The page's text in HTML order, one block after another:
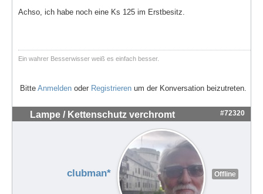
Achso, ich habe noch eine Ks 125 im Erstbesitz.
Ein wahrer Besserwisser weiß es einfach besser.
Bitte Anmelden oder Registrieren um der Konversation beizutreten.
Lampe / Kettenschutz verchromt #72320
clubman* Offline